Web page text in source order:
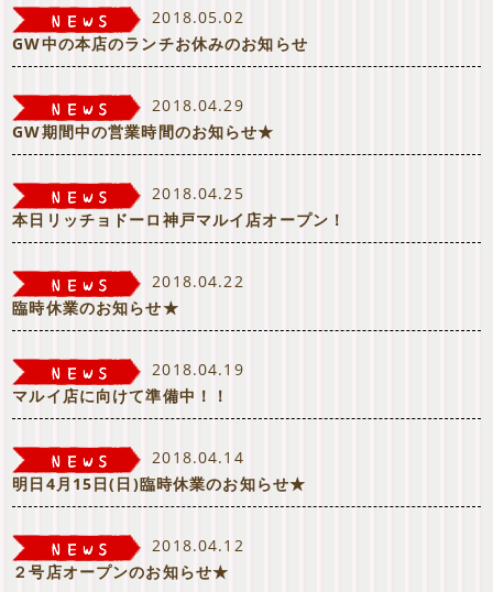
2018.05.02
GW中の本店のランチお休みのお知らせ
2018.04.29
GW期間中の営業時間のお知らせ★
2018.04.25
本日リッチョドーロ神戸マルイ店オープン！
2018.04.22
臨時休業のお知らせ★
2018.04.19
マルイ店に向けて準備中！！
2018.04.14
明日4月15日(日)臨時休業のお知らせ★
2018.04.12
２号店オープンのお知らせ★